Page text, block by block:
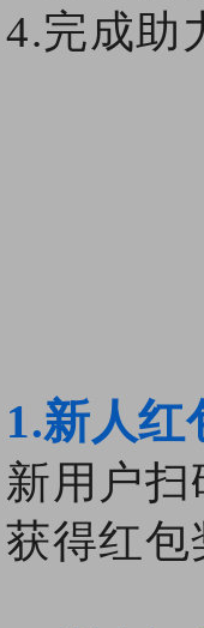
4.完成助
1.新人红
新用户
获得红